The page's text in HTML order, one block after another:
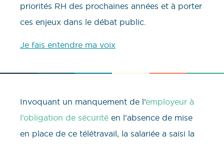
priorités RH des prochaines années et à porter
ces enjeux dans le débat public.
Je fais entendre ma voix
Invoquant un manquement de l’employeur à
l’obligation de sécurité en l’absence de mise
en place de ce télétravail, la salariée a saisi la